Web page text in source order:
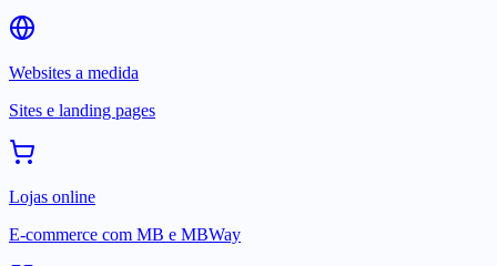
Websites a medida
Sites e landing pages
Lojas online
E-commerce com MB e MBWay